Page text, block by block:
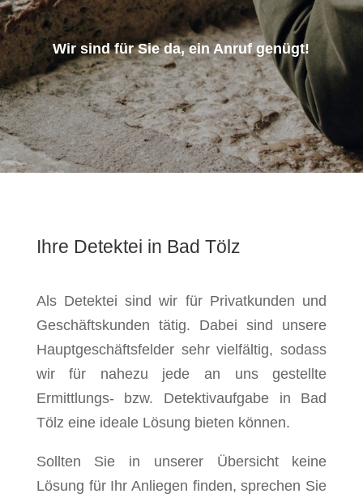
Wir sind für Sie da, ein Anruf genügt!
Ihre Detektei in Bad Tölz
Als Detektei sind wir für Privatkunden und
Geschäftskunden tätig. Dabei sind unsere
Hauptgeschäftsfelder sehr vielfältig, sodass
wir für nahezu jede an uns gestellte
Ermittlungs- bzw. Detektivaufgabe in Bad
Tölz eine ideale Lösung bieten können.
Sollten Sie in unserer Übersicht keine
Lösung für Ihr Anliegen finden, sprechen Sie